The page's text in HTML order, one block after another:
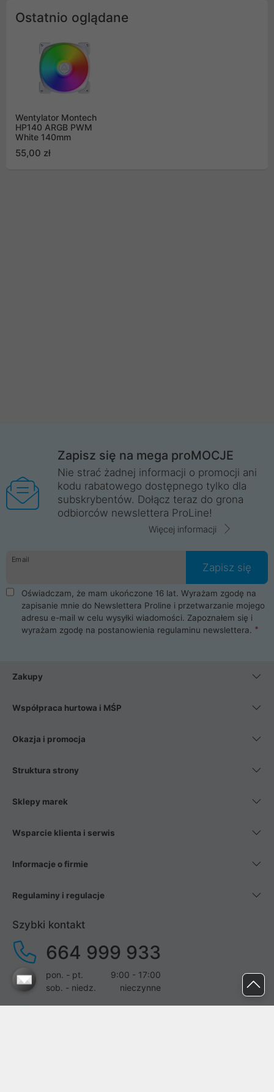
Ostatnio oglądane
Wentylator Montech
HP140 ARGB PWM
White 140mm
55,00 zł
Zapisz się na mega proMOCJE
Nie strać żadnej informacji o promocji ani
kodu rabatowego dostępnego tylko dla
subskrybentów. Dołącz teraz do grona
odbiorców newslettera ProLine!
Więcej informacji
Email
Zapisz się
Oświadczam, że mam ukończone 16 lat. Wyrażam zgodę na
zapisanie mnie do Newslettera Proline i przetwarzanie mojego
adresu e-mail w celu wysyłki wiadomości. Zapoznałem się i
wyrażam zgodę na postanowienia regulaminu newslettera.
Zakupy
Współpraca hurtowa i MŚP
Okazja i promocja
Struktura strony
Sklepy marek
Wsparcie klienta i serwis
Informacje o firmie
Regulaminy i regulacje
Szybki kontakt
664 999 933
pon. - pt.
9:00 - 17:00
sob. - niedz.
nieczynne